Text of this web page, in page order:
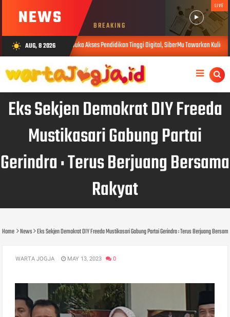
NEWS BREAKING
LIVE
wb_sunny AUG, 8 2026
AUG 07, 2026 Buka Akses Pendidikan Tinggi Digital, SiberMu Tawarkan Kuliah S1 100 Persen
Eks Sekjen Demokrat DIY Freeda
Mustikasari Gabung Partai
Gerindra : Terus Berjuang Bersama
Rakyat
Home News Eks Sekjen Demokrat DIY Freeda Mustikasari Gabung Partai Gerindra : Terus Berjuang
WARTA JOGJA MAY 13, 2023 0